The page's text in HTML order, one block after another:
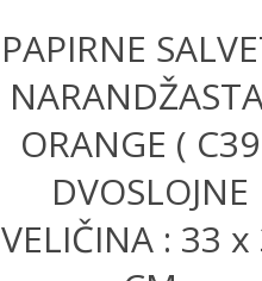
PAPIRNE
ORANGE (
DVOSLOJNE
VELIČINA : 33 x